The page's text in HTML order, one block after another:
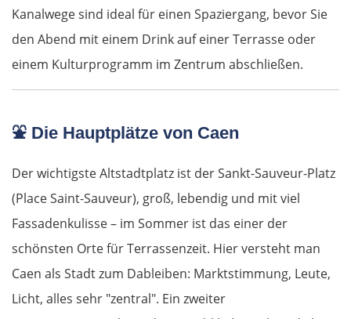
Kanalwege sind ideal für einen Spaziergang, bevor Sie
den Abend mit einem Drink auf einer Terrasse oder
einem Kulturprogramm im Zentrum abschließen.
⛲ Die Hauptplätze von Caen
Der wichtigste Altstadtplatz ist der Sankt-Sauveur-Platz
(Place Saint-Sauveur), groß, lebendig und mit viel
Fassadenkulisse – im Sommer ist das einer der
schönsten Orte für Terrassenzeit. Hier versteht man
Caen als Stadt zum Dableiben: Marktstimmung, Leute,
Licht, alles sehr "zentral". Ein zweiter